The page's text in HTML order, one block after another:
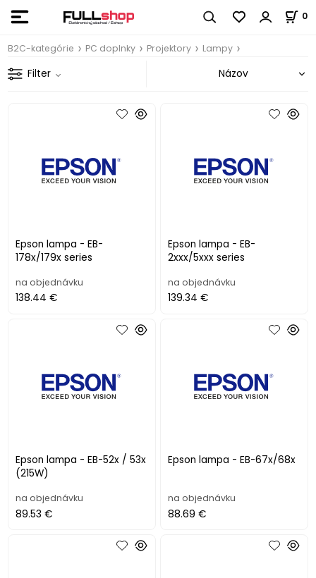
0
B2C-kategórie PC doplnky Projektory Lampy
Filter
Epson lampa - EB-
178x/179x series
na objednávku
138.44 €
Epson lampa - EB-
2xxx/5xxx series
na objednávku
139.34 €
Epson lampa - EB-52x / 53x
(215W)
na objednávku
89.53 €
Epson lampa - EB-67x/68x
na objednávku
88.69 €